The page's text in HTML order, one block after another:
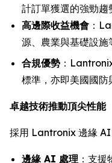
計訂單獲選的強勁趨
高邊際收益機會 ：
源、農業與基礎設施
合規優勢 ：
標準，亦即美國國防
卓越技術推動頂尖性能
採用 Lantronix 邊緣 AI
邊緣 AI 處理 ：支